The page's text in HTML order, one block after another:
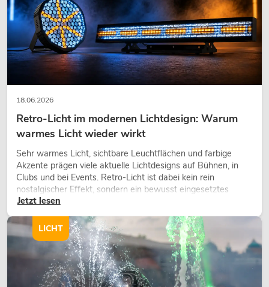
18.06.2026
Retro-Licht im modernen Lichtdesign: Warum
warmes Licht wieder wirkt
Sehr warmes Licht, sichtbare Leuchtflächen und farbige
Akzente prägen viele aktuelle Lichtdesigns auf Bühnen, in
Clubs und bei Events. Retro-Licht ist dabei kein rein
nostalgischer Effekt, sondern ein bewusst eingesetztes
Gestaltungsmittel: Es schafft Atmosphäre, gibt Szenen
wirken lassen.
Jetzt lesen
LICHT